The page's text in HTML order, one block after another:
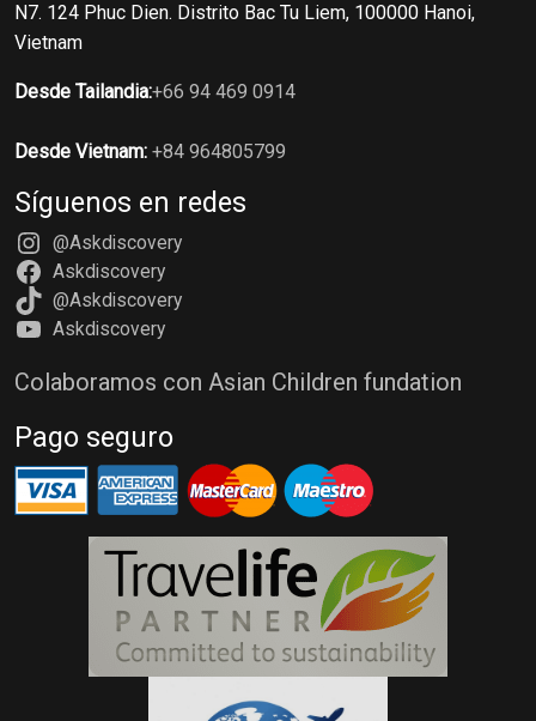
N7. 124 Phuc Dien. Distrito Bac Tu Liem, 100000 Hanoi,
Vietnam
Desde Tailandia:+66 94 469 0914
Desde Vietnam: +84 964805799
Síguenos en redes
@Askdiscovery
Askdiscovery
@Askdiscovery
Askdiscovery
Colaboramos con Asian Children fundation
Pago seguro